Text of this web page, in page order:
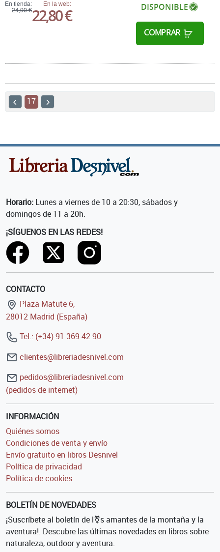
En tienda:
24,00 €
En la web:
22,80 € DISPONIBLE
COMPRAR
17
Horario: Lunes a viernes de 10 a 20:30, sábados y
domingos de 11 a 20h.
¡SÍGUENOS EN LAS REDES!
CONTACTO
Plaza Matute 6,
28012 Madrid (España)
Tel.: (+34) 91 369 42 90
clientes@libreriadesnivel.com
pedidos@libreriadesnivel.com
(pedidos de internet)
INFORMACIÓN
Quiénes somos
Condiciones de venta y envío
Envío gratuito en libros Desnivel
Política de privacidad
Política de cookies
BOLETÍN DE NOVEDADES
¡Suscríbete al boletín de l⚧s amantes de la montaña y la
aventura!. Descubre las últimas novedades en libros sobre
naturaleza, outdoor y aventura.